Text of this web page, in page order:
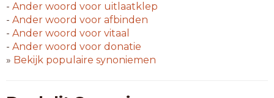
- Ander woord voor uitlaatklep
- Ander woord voor afbinden
- Ander woord voor vitaal
- Ander woord voor donatie
» Bekijk populaire synoniemen